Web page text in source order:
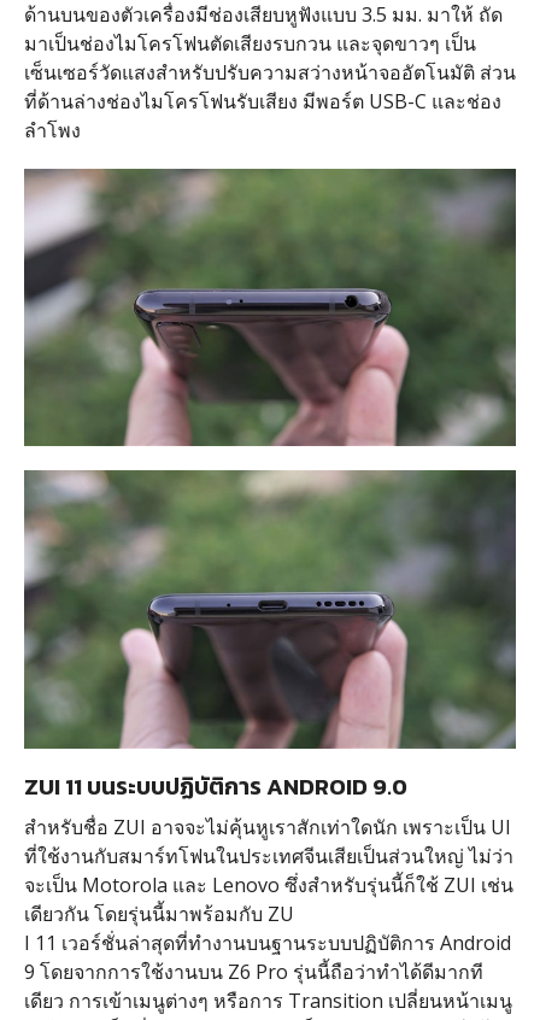
ด้านบนของตัวเครื่องมีช่องเสียบหูฟังแบบ 3.5 มม. มาให้ ถัด
มาเป็นช่องไมโครโฟนตัดเสียงรบกวน และจุดขาวๆ เป็น
เซ็นเซอร์วัดแสงสำหรับปรับความสว่างหน้าจออัตโนมัติ ส่วน
ที่ด้านล่างช่องไมโครโฟนรับเสียง มีพอร์ต USB-C และช่อง
ลำโพง
ZUI 11 บนระบบปฏิบัติการ ANDROID 9.0
สำหรับชื่อ ZUI อาจจะไม่คุ้นหูเราสักเท่าใดนัก เพราะเป็น UI
ที่ใช้งานกับสมาร์ทโฟนในประเทศจีนเสียเป็นส่วนใหญ่ ไม่ว่า
จะเป็น Motorola และ Lenovo ซึ่งสำหรับรุ่นนี้ก็ใช้ ZUI เช่น
เดียวกัน โดยรุ่นนี้มาพร้อมกับ ZU
I 11 เวอร์ชั่นล่าสุดที่ทำงานบนฐานระบบปฏิบัติการ Android
9 โดยจากการใช้งานบน Z6 Pro รุ่นนี้ถือว่าทำได้ดีมากที
เดียว การเข้าเมนูต่างๆ หรือการ Transition เปลี่ยนหน้าเมนู